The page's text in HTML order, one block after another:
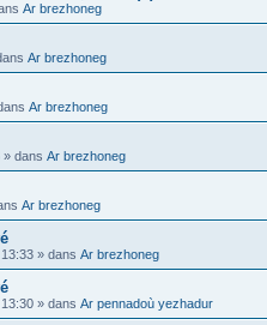
Ar brezhoneg
Ar brezhoneg
Ar brezhoneg
» dans Ar brezhoneg
Ar brezhoneg
» dans Ar brezhoneg
» dans Ar pennadoù yezhadur